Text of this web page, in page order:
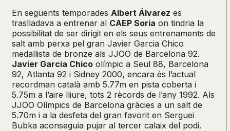
En següents temporades Albert Álvarez es
traslladava a entrenar al CAEP Soria on tindria la
possibilitat de ser dirigit en els seus entrenaments de
salt amb perxa pel gran Javier Garcia Chico
medallista de bronze als JJOO de Barcelona 92.
Javier Garcia Chico olímpic a Seul 88, Barcelona
92, Atlanta 92 i Sidney 2000, encara és l’actual
recordman català amb 5.77m en pista coberta i
5.75m a l’aire lliure, tots 2 rècords de l’any 1992. Als
JJOO Olímpics de Barcelona gràcies a un salt de
5.70m i a la desfeta del gran favorit en Serguei
Bubka aconseguia pujar al tercer calaix del podi.